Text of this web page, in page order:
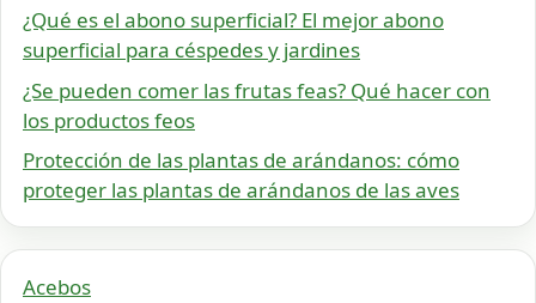
¿Qué es el abono superficial? El mejor abono
superficial para céspedes y jardines
¿Se pueden comer las frutas feas? Qué hacer con
los productos feos
Protección de las plantas de arándanos: cómo
proteger las plantas de arándanos de las aves
Acebos